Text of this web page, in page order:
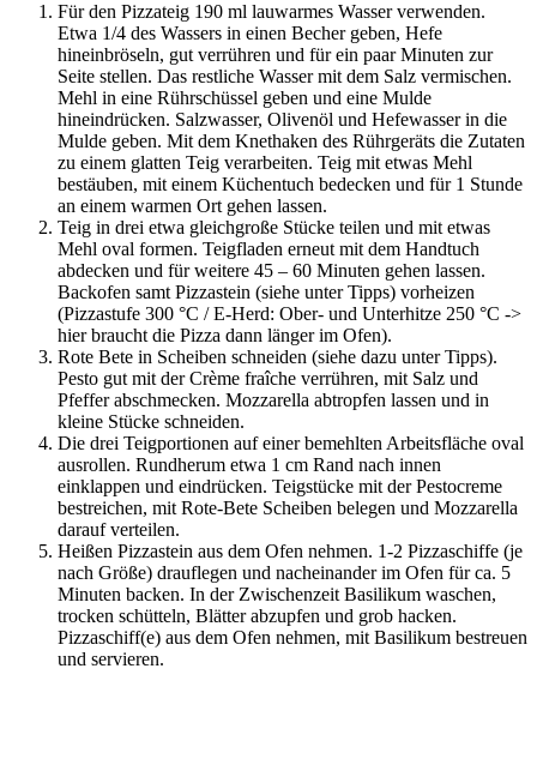
Für den Pizzateig 190 ml lauwarmes Wasser verwenden.
Etwa 1/4 des Wassers in einen Becher geben, Hefe
hineinbröseln, gut verrühren und für ein paar Minuten zur
Seite stellen. Das restliche Wasser mit dem Salz vermischen.
Mehl in eine Rührschüssel geben und eine Mulde
hineindrücken. Salzwasser, Olivenöl und Hefewasser in die
Mulde geben. Mit dem Knethaken des Rührgeräts die Zutaten
zu einem glatten Teig verarbeiten. Teig mit etwas Mehl
bestäuben, mit einem Küchentuch bedecken und für 1 Stunde
an einem warmen Ort gehen lassen.
Teig in drei etwa gleichgroße Stücke teilen und mit etwas
Mehl oval formen. Teigfladen erneut mit dem Handtuch
abdecken und für weitere 45 – 60 Minuten gehen lassen.
Backofen samt Pizzastein (siehe unter Tipps) vorheizen
(Pizzastufe 300 °C / E-Herd: Ober- und Unterhitze 250 °C ->
hier braucht die Pizza dann länger im Ofen).
Rote Bete in Scheiben schneiden (siehe dazu unter Tipps).
Pesto gut mit der Crème fraîche verrühren, mit Salz und
Pfeffer abschmecken. Mozzarella abtropfen lassen und in
kleine Stücke schneiden.
Die drei Teigportionen auf einer bemehlten Arbeitsfläche oval
ausrollen. Rundherum etwa 1 cm Rand nach innen
einklappen und eindrücken. Teigstücke mit der Pestocreme
bestreichen, mit Rote-Bete Scheiben belegen und Mozzarella
darauf verteilen.
Heißen Pizzastein aus dem Ofen nehmen. 1-2 Pizzaschiffe (je
nach Größe) drauflegen und nacheinander im Ofen für ca. 5
Minuten backen. In der Zwischenzeit Basilikum waschen,
trocken schütteln, Blätter abzupfen und grob hacken.
Pizzaschiff(e) aus dem Ofen nehmen, mit Basilikum bestreuen
und servieren.